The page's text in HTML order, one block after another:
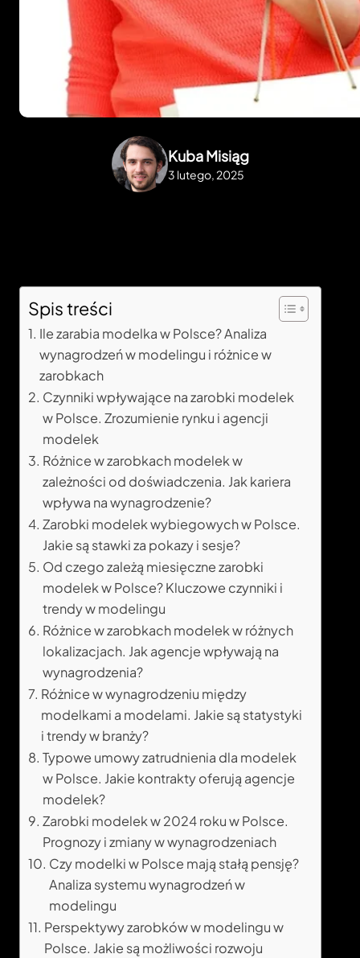
Kuba Misiąg
3 lutego, 2025
Spis treści
Ile zarabia modelka w Polsce? Analiza
wynagrodzeń w modelingu i różnice w
zarobkach
Czynniki wpływające na zarobki modelek
w Polsce. Zrozumienie rynku i agencji
modelek
Różnice w zarobkach modelek w
zależności od doświadczenia. Jak kariera
wpływa na wynagrodzenie?
Zarobki modelek wybiegowych w Polsce.
Jakie są stawki za pokazy i sesje?
Od czego zależą miesięczne zarobki
modelek w Polsce? Kluczowe czynniki i
trendy w modelingu
Różnice w zarobkach modelek w różnych
lokalizacjach. Jak agencje wpływają na
wynagrodzenia?
Różnice w wynagrodzeniu między
modelkami a modelami. Jakie są statystyki
i trendy w branży?
Typowe umowy zatrudnienia dla modelek
w Polsce. Jakie kontrakty oferują agencje
modelek?
Zarobki modelek w 2024 roku w Polsce.
Prognozy i zmiany w wynagrodzeniach
Czy modelki w Polsce mają stałą pensję?
Analiza systemu wynagrodzeń w
modelingu
Perspektywy zarobków w modelingu w
Polsce. Jakie są możliwości rozwoju